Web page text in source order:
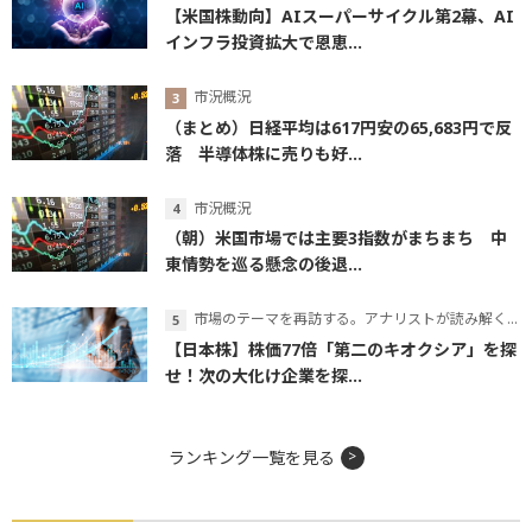
【米国株動向】AIスーパーサイクル第2幕、AI
インフラ投資拡大で恩恵...
市況概況
（まとめ）日経平均は617円安の65,683円で反
落 半導体株に売りも好...
市況概況
（朝）米国市場では主要3指数がまちまち 中
東情勢を巡る懸念の後退...
市場のテーマを再訪する。アナリストが読み解くテーマの本質
【日本株】株価77倍「第二のキオクシア」を探
せ！次の大化け企業を探...
ランキング一覧を見る